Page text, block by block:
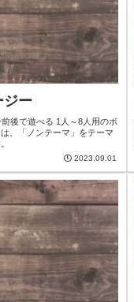
ジー
後で遊べる 1人～8人用のボ
、「ノンテーマ」をテーマ
2023.09.01